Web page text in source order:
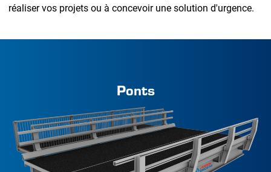
réaliser vos projets ou à concevoir une solution d'urgence.
Ponts